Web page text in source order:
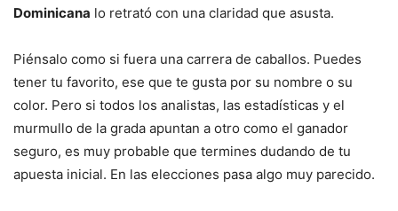
Dominicana lo retrató con una claridad que asusta.
Piénsalo como si fuera una carrera de caballos. Puedes
tener tu favorito, ese que te gusta por su nombre o su
color. Pero si todos los analistas, las estadísticas y el
murmullo de la grada apuntan a otro como el ganador
seguro, es muy probable que termines dudando de tu
apuesta inicial. En las elecciones pasa algo muy parecido.